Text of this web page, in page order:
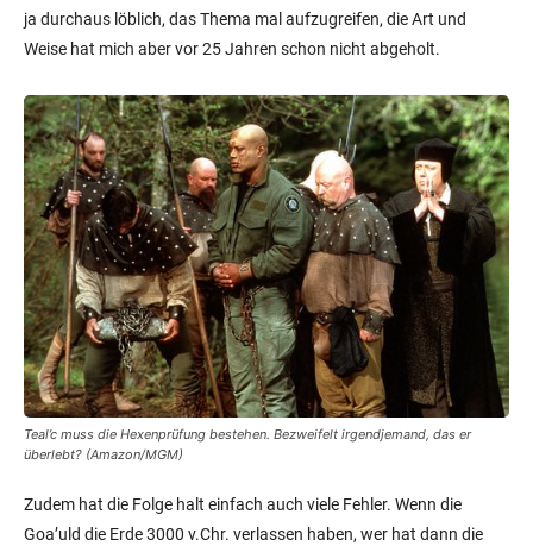
ja durchaus löblich, das Thema mal aufzugreifen, die Art und
Weise hat mich aber vor 25 Jahren schon nicht abgeholt.
Teal’c muss die Hexenprüfung bestehen. Bezweifelt irgendjemand, das er
überlebt? (Amazon/MGM)
Zudem hat die Folge halt einfach auch viele Fehler. Wenn die
Goa’uld die Erde 3000 v.Chr. verlassen haben, wer hat dann die